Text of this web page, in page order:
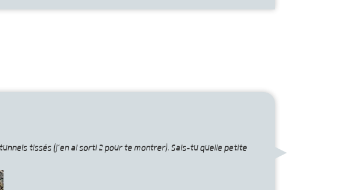
tissés (j’en ai sorti 2 pour te montrer). Sais-tu quelle petite